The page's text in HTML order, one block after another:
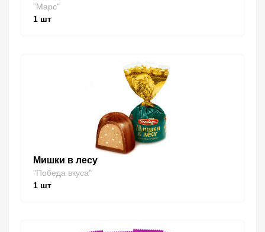
"Марс"
1 шт
Мишки в лесу
"Победа вкуса"
1 шт